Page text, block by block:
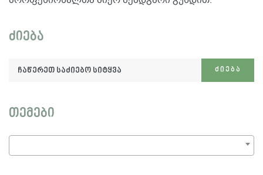
ძიება
ჩაწერეთ
საძიებო
ᲫᲘᲔᲑᲐ
თემები